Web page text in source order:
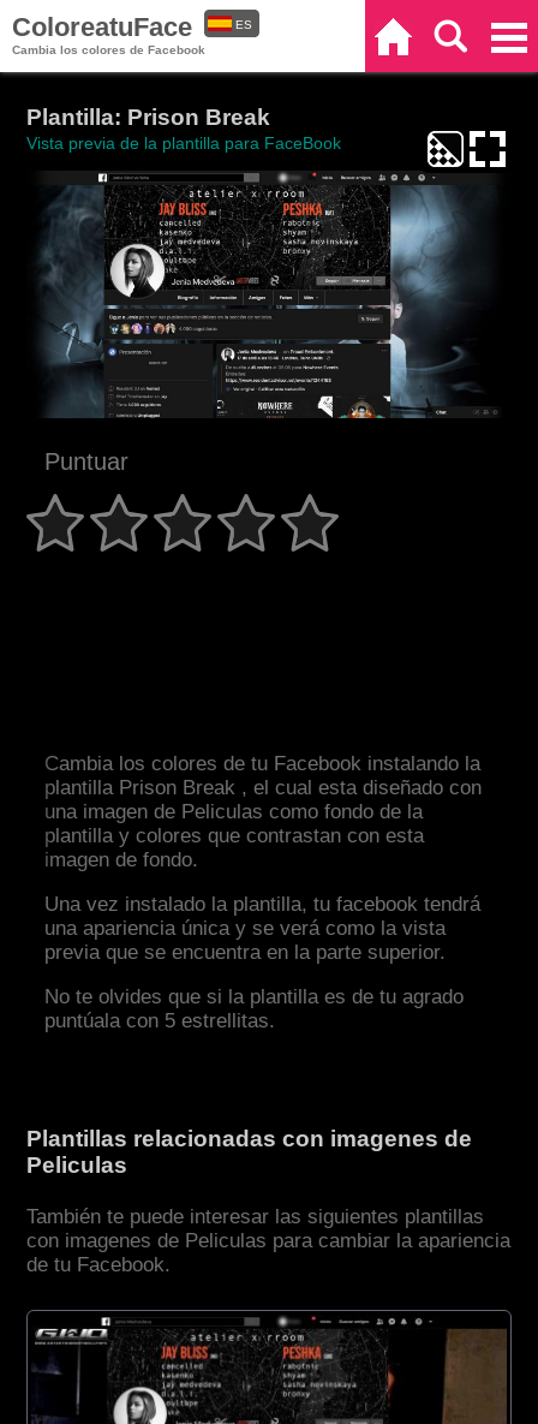
ColoreatuFace
Cambia los colores de Facebook
ES
Plantilla: Prison Break
Vista previa de la plantilla para FaceBook
Puntuar
Cambia los colores de tu Facebook instalando la
plantilla Prison Break , el cual esta diseñado con
una imagen de Peliculas como fondo de la
plantilla y colores que contrastan con esta
imagen de fondo.
Una vez instalado la plantilla, tu facebook tendrá
una apariencia única y se verá como la vista
previa que se encuentra en la parte superior.
No te olvides que si la plantilla es de tu agrado
puntúala con 5 estrellitas.
Plantillas relacionadas con imagenes de
Peliculas
También te puede interesar las siguientes plantillas
con imagenes de Peliculas para cambiar la apariencia
de tu Facebook.